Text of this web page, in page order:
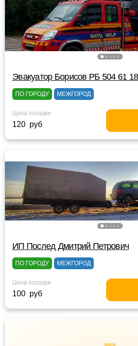
Эвакуатор Борисов РБ 504 61 18
ПО ГОРОДУ МЕЖГОРОД
Цена посадки
120 руб
ИП Послед Дмитрий Петрович
ПО ГОРОДУ МЕЖГОРОД
Цена посадки
100 руб